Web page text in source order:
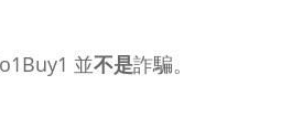
並不是詐騙。